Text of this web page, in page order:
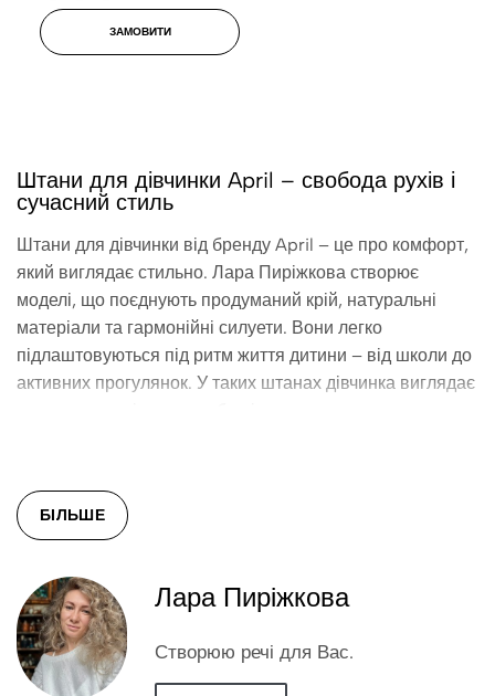
ЗАМОВИТИ
Штани для дівчинки April – свобода рухів і
сучасний стиль
Штани для дівчинки від бренду April – це про комфорт,
який виглядає стильно. Лара Пиріжкова створює
моделі, що поєднують продуманий крій, натуральні
матеріали та гармонійні силуети. Вони легко
підлаштовуються під ритм життя дитини – від школи до
активних прогулянок. У таких штанах дівчинка виглядає
М’які тканини, що не обмежують рухів.
Еластичний пояс для зручної посадки.
дні.
Для кожного дня і настрою
БІЛЬШЕ
Лара Пиріжкова
Створюю речі для Вас.